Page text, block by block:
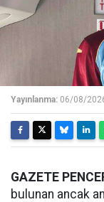
Yayınlanma: 06/08/
GAZETE
bulunan ancak